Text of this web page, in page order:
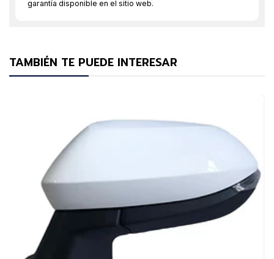
garantía disponible en el sitio web.
TAMBIÉN TE PUEDE INTERESAR